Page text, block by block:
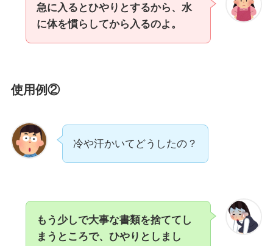
急に入るとひやりとするから、水
に体を慣らしてから入るのよ。
使用例②
冷や汗かいてどうしたの？
もう少しで大事な書類を捨ててし
まうところで、ひやりとしまし